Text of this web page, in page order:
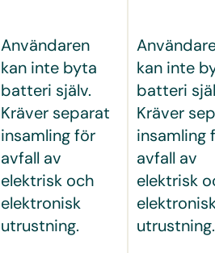
Användaren
kan inte byta
batteri själv.
Kräver separat
insamling för
avfall av
elektrisk och
elektronisk
utrustning.
kan inte
batteri
Kräver
insamling
avfall av
elektrisk
utrustning.